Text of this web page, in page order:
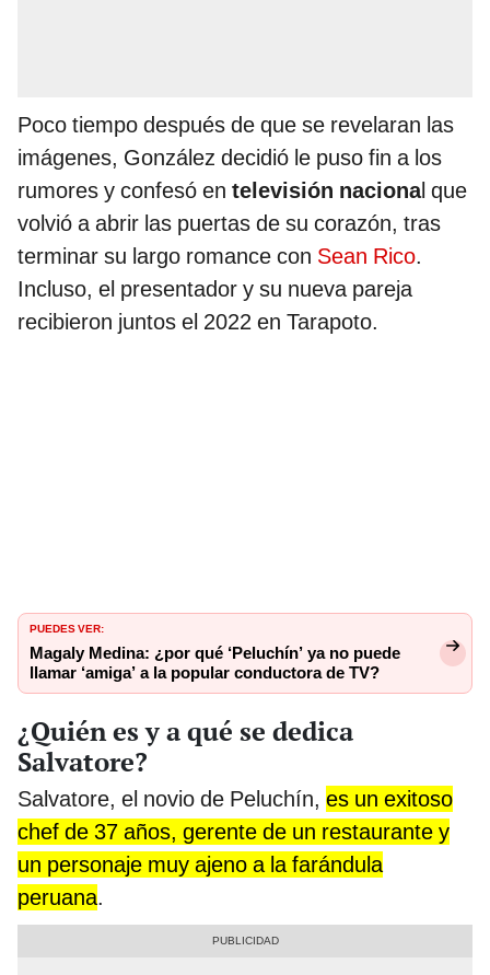
Poco tiempo después de que se revelaran las
imágenes, González decidió le puso fin a los
rumores y confesó en televisión nacional que
volvió a abrir las puertas de su corazón, tras
terminar su largo romance con Sean Rico.
Incluso, el presentador y su nueva pareja
recibieron juntos el 2022 en Tarapoto.
PUEDES VER:
Magaly Medina: ¿por qué ‘Peluchín’ ya no puede
llamar ‘amiga’ a la popular conductora de TV?
¿Quién es y a qué se dedica
Salvatore?
Salvatore, el novio de Peluchín, es un exitoso
chef de 37 años, gerente de un restaurante y
un personaje muy ajeno a la farándula
peruana.